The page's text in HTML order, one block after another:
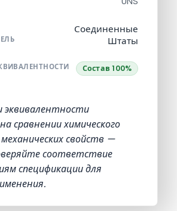
Соединенные
Штаты
Состав 100%
эквивалентности
сравнении химического
свойств —
соответствие
спецификации для